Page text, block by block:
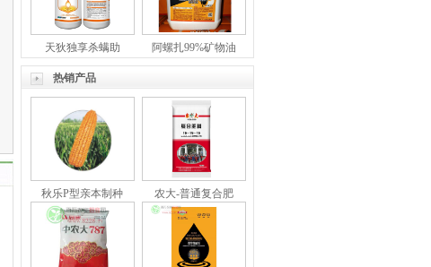
天狄独享杀螨助 阿螺扎99%矿物油
热销产品
秋乐P型亲本制种 农大-普通复合肥